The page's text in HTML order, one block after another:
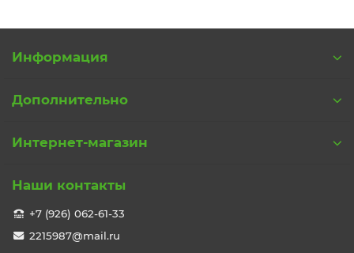
Информация
Дополнительно
Интернет-магазин
Наши контакты
+7 (926) 062-61-33
2215987@mail.ru